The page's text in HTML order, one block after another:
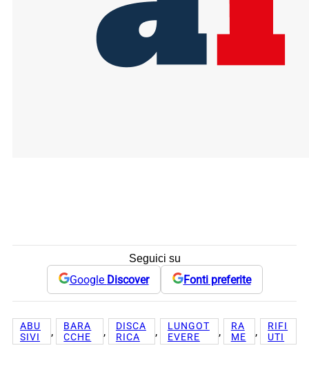
Seguici su
Google Discover Fonti preferite
ABU
SIVI
,
BARA
CCHE
,
DISCA
RICA
,
LUNGOT
EVERE
,
RA
ME
,
RIFI
UTI